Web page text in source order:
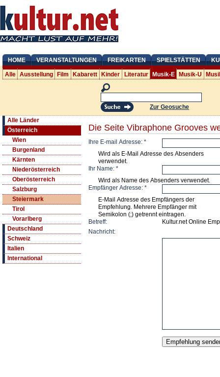
HOME VERANSTALTUNGEN FREIKARTEN SPIELSTÄTTEN
Alle Ausstellung Film Kabarett Kinder Literatur Musik-E Musik-U
Zur Geosuche
Alle Länder
Österreich
Wien
Burgenland
Kärnten
Niederösterreich
Oberösterreich
Salzburg
Steiermark
Tirol
Vorarlberg
Deutschland
Schweiz
Italien
International
Die Seite Vibraphone Grooves
Ihre E-mail Adresse: *
Wird als E-Mail Adresse des Absenders
verwendet.
Ihr Name: *
Wird als Name des Absenders verwendet.
Empfänger Adresse: *
E-Mail Adresse des Empfängers der
Empfehlung. Mehrere Empfänger mit
Semikolon (;) getrennt eintragen.
Betreff:
Kultur.net Online
Nachricht: